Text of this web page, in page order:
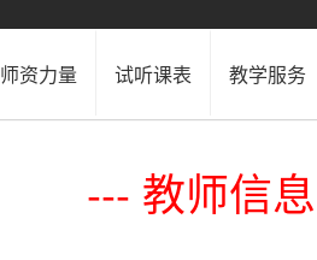
师资力量 试听课表 教学服务
--- 教师信